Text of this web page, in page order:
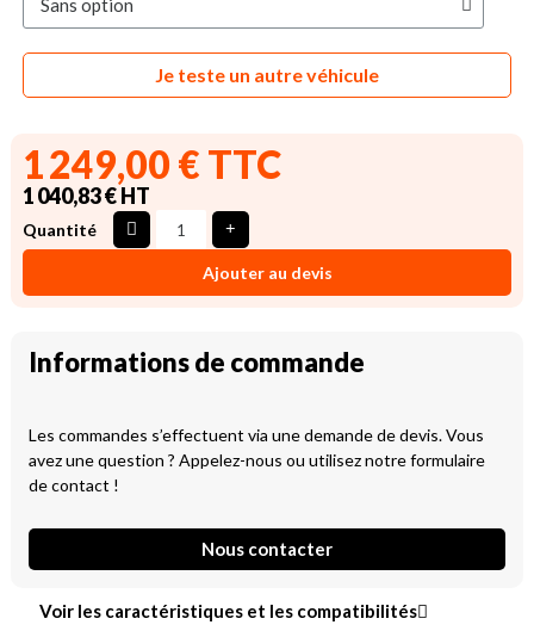
Je teste un autre véhicule
1 249,00 € TTC
1 040,83 € HT
Quantité
Ajouter au devis
Informations de commande
Les commandes s’effectuent via une demande de devis. Vous
avez une question ? Appelez-nous ou utilisez notre formulaire
de contact !
Nous contacter
Voir les caractéristiques et les compatibilités